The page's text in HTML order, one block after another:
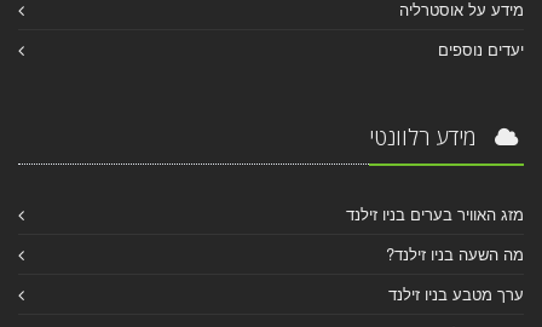
מידע על אוסטרליה
יעדים נוספים
מידע רלוונטי
מזג האוויר בערים בניו זילנד
מה השעה בניו זילנד?
ערך מטבע בניו זילנד